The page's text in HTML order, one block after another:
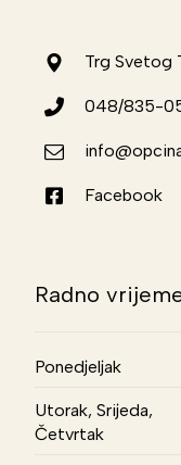
Trg Svetog
048/835-
Facebook
Radno
Ponedjeljak
Utorak, Srijeda,
Četvrtak